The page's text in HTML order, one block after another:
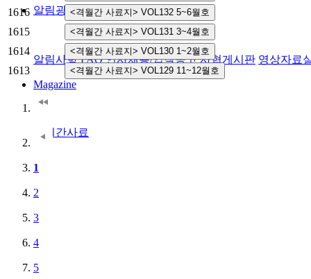
알림광장
알림사항 FAQ 인사채용/입찰공고 사협게시판 영상자료
Magazine
격월간사료
1616
1615
1614
1613
1
2
3
4
5